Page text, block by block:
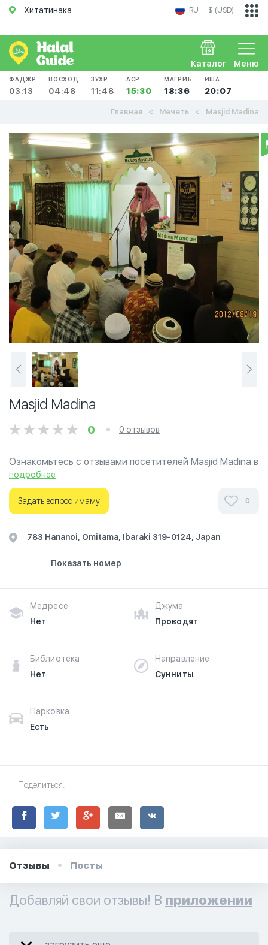
Хитатинака RU $ (USD)
Меню
Каталог
ФАДЖР
03:13
ВОСХОД
04:48
ЗУХР
11:48
АСР
15:30
МАГРИБ
18:36
ИША
20:07
Главная Мечеть Masjid Madina
Masjid Madina
0 0 отзывов
Ознакомьтесь с отзывами посетителей Masjid Madina в
г.Хитатинака на фотографиях и узнайте о часах
работы. Ваше духовное путешествие начинается
здесь.
подробнее
Задать вопрос имаму 0
783 Hananoi, Omitama, Ibaraki 319-0124, Japan
Показать номер
Медресе
Нет
Джума
Проводят
Библиотека
Нет
Направление
Сунниты
Парковка
Есть
Поделиться:
Отзывы Посты
Добавляй свои отзывы! В приложении